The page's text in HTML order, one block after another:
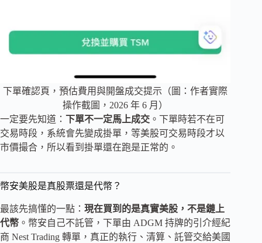
下單確認頁，預估費用與開盤成交提示（圖：作者實際
操作截圖，2026 年 6 月）
一定要先知道： 下單不一定馬上成交 。下單時若不在可
交易時段，系統會先變成掛單，等美股可交易時段才以
市價撮合，所以看到掛單還在跑是正常的。
幣安美股是真股票還是代幣？
最該先搞懂的一點： 現在買到的是真實美股，不是鏈上
代幣 。幣安自己不託管，下單由 ADGM 持牌的引介經紀
商 Nest Trading 轉單，真正的執行、清算、託管交給美國